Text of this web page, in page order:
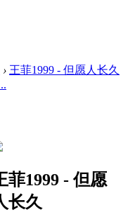
› 王菲1999 - 但愿人长久
菲1999 - 但愿
长久